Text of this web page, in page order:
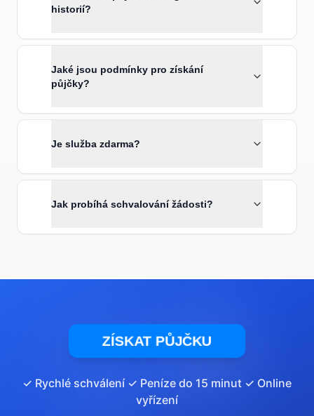
historií?
Jaké jsou podmínky pro získání
půjčky?
Je služba zdarma?
Jak probíhá schvalování žádosti?
ZÍSKAT PŮJČKU
✓ Rychlé schválení ✓ Peníze do 15 minut ✓ Online
vyřízení